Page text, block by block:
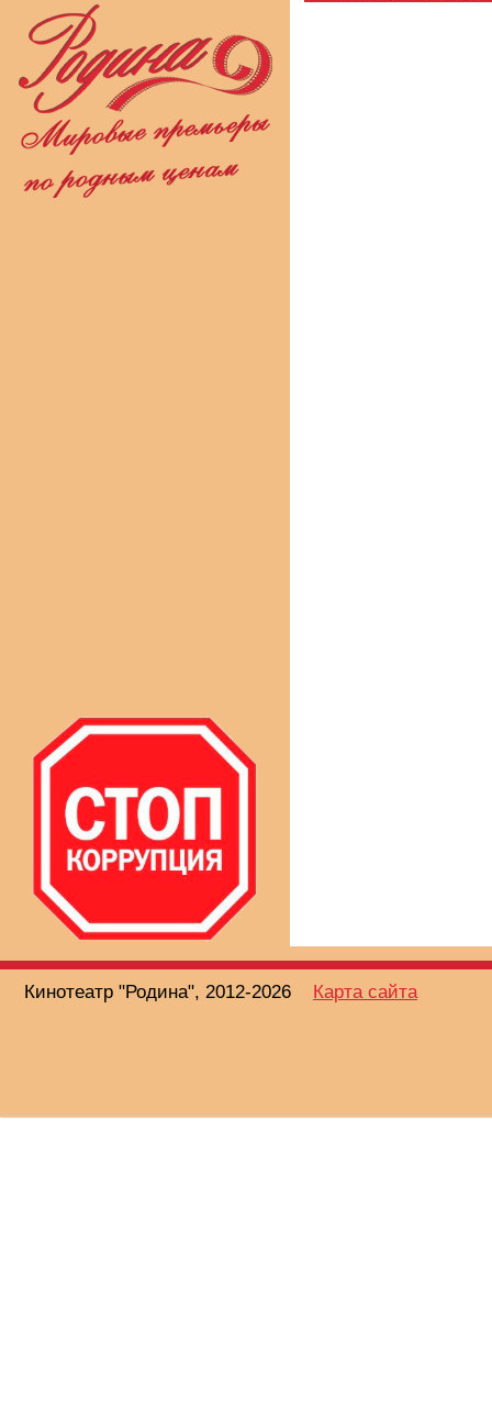
Кинотеатр "Родина", 2012-2026 Карта сайта